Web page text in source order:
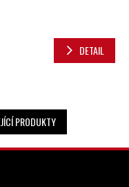
DETAIL
PRODUKTY